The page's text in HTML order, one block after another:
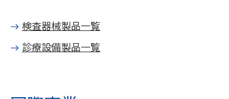
検査器械製品一覧
診療設備製品一覧